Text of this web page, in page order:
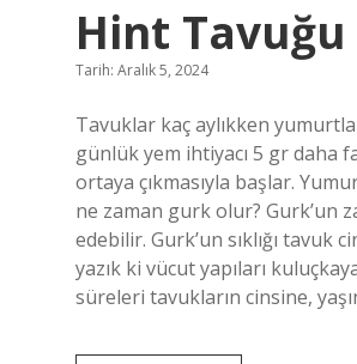
Hint
Tarih: Aralık 5, 2024
Tavuklar kaç aylıkken
günlük yem ihtiyacı 5 gr daha
ortaya çıkmasıyla başlar.
ne zaman gurk olur? Gurk’un
edebilir. Gurk’un sıklığı tavuk
yazık ki vücut yapıları
süreleri tavukların cinsine,